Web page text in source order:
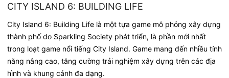
CITY ISLAND 6: BUILDING LIFE
City Island 6: Building Life là một tựa game mô phỏng xây dựng
thành phố do Sparkling Society phát triển, là phần mới nhất
trong loạt game nổi tiếng City Island. Game mang đến nhiều tính
năng nâng cao, tăng cường trải nghiệm xây dựng trên các địa
hình và khung cảnh đa dạng.